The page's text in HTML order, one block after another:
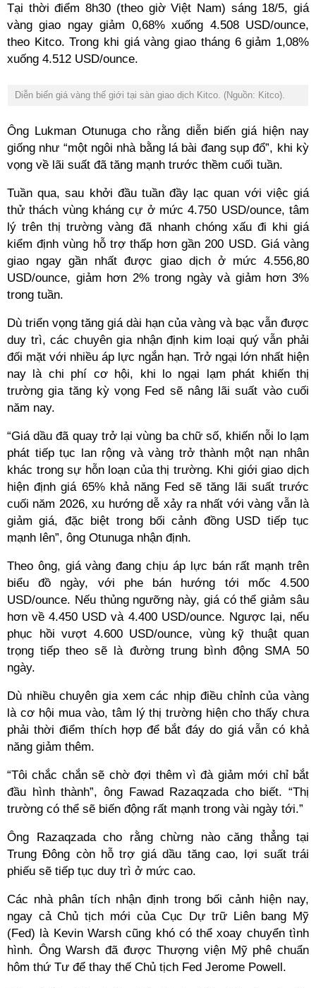
Tại thời điểm 8h30 (theo giờ Việt Nam) sáng 18/5, giá
vàng giao ngay giảm 0,68% xuống 4.508 USD/ounce,
theo Kitco. Trong khi giá vàng giao tháng 6 giảm 1,08%
xuống 4.512 USD/ounce.
Diễn biến giá vàng thế giới tại sàn giao dịch Kitco. (Nguồn: Kitco).
Ông Lukman Otunuga cho rằng diễn biến giá hiện nay
giống như “một ngôi nhà bằng lá bài đang sụp đổ”, khi kỳ
vọng về lãi suất đã tăng mạnh trước thềm cuối tuần.
Tuần qua, sau khởi đầu tuần đầy lạc quan với việc giá
thử thách vùng kháng cự ở mức 4.750 USD/ounce, tâm
lý trên thị trường vàng đã nhanh chóng xấu đi khi giá
kiểm định vùng hỗ trợ thấp hơn gần 200 USD. Giá vàng
giao ngay gần nhất được giao dịch ở mức 4.556,80
USD/ounce, giảm hơn 2% trong ngày và giảm hơn 3%
trong tuần.
Dù triển vọng tăng giá dài hạn của vàng và bạc vẫn được
duy trì, các chuyên gia nhận định kim loại quý vẫn phải
đối mặt với nhiều áp lực ngắn hạn. Trở ngại lớn nhất hiện
nay là chi phí cơ hội, khi lo ngại lạm phát khiến thị
trường gia tăng kỳ vọng Fed sẽ nâng lãi suất vào cuối
năm nay.
“Giá dầu đã quay trở lại vùng ba chữ số, khiến nỗi lo lạm
phát tiếp tục lan rộng và vàng trở thành một nạn nhân
khác trong sự hỗn loạn của thị trường. Khi giới giao dịch
hiện định giá 65% khả năng Fed sẽ tăng lãi suất trước
cuối năm 2026, xu hướng dễ xảy ra nhất với vàng vẫn là
giảm giá, đặc biệt trong bối cảnh đồng USD tiếp tục
mạnh lên”, ông Otunuga nhận định.
Theo ông, giá vàng đang chịu áp lực bán rất mạnh trên
biểu đồ ngày, với phe bán hướng tới mốc 4.500
USD/ounce. Nếu thủng ngưỡng này, giá có thể giảm sâu
hơn về 4.450 USD và 4.400 USD/ounce. Ngược lại, nếu
phục hồi vượt 4.600 USD/ounce, vùng kỹ thuật quan
trọng tiếp theo sẽ là đường trung bình động SMA 50
ngày.
Dù nhiều chuyên gia xem các nhịp điều chỉnh của vàng
là cơ hội mua vào, tâm lý thị trường hiện cho thấy chưa
phải thời điểm thích hợp để bắt đáy do giá vẫn có khả
năng giảm thêm.
“Tôi chắc chắn sẽ chờ đợi thêm vì đà giảm mới chỉ bắt
đầu hình thành”, ông Fawad Razaqzada cho biết. “Thị
trường có thể sẽ biến động rất mạnh trong vài ngày tới.”
Ông Razaqzada cho rằng chừng nào căng thẳng tại
Trung Đông còn hỗ trợ giá dầu tăng cao, lợi suất trái
phiếu sẽ tiếp tục duy trì ở mức cao.
Các nhà phân tích nhận định trong bối cảnh hiện nay,
ngay cả Chủ tịch mới của Cục Dự trữ Liên bang Mỹ
(Fed) là Kevin Warsh cũng khó có thể xoay chuyển tình
hình. Ông Warsh đã được Thượng viện Mỹ phê chuẩn
hôm thứ Tư để thay thế Chủ tịch Fed Jerome Powell.